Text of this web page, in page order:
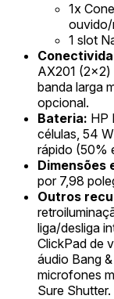
1x
1 slot
AX201 (2x2)
banda larga
opcional.
Bateria: HP
células, 54
rápido (50%
Dimensões
por 7,98
Outros
liga/desliga
ClickPad de
áudio Bang
microfones
Sure Shutter.